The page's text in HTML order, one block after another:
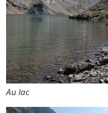
Au lac